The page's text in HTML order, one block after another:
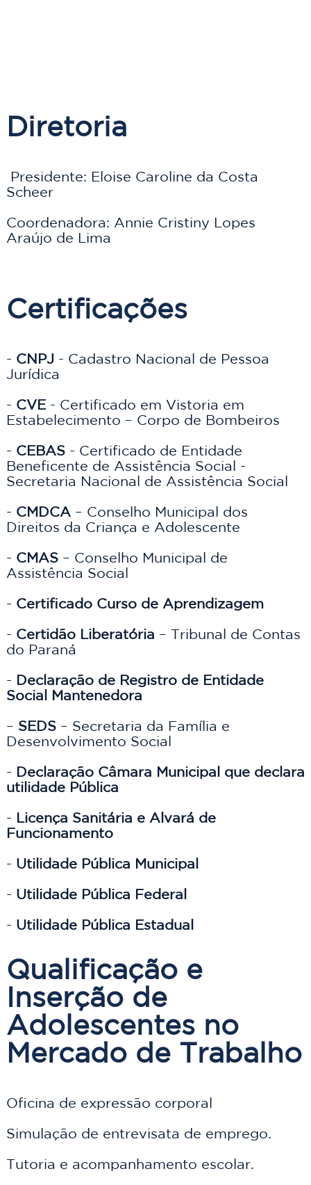
Diretoria
Presidente: Eloise Caroline da Costa
Scheer
Coordenadora: Annie Cristiny Lopes
Araújo de Lima
Certificações
- CNPJ - Cadastro Nacional de Pessoa
Jurídica
- CVE - Certificado em Vistoria em
Estabelecimento – Corpo de Bombeiros
- CEBAS - Certificado de Entidade
Beneficente de Assistência Social -
Secretaria Nacional de Assistência Social
- CMDCA – Conselho Municipal dos
Direitos da Criança e Adolescente
- CMAS – Conselho Municipal de
Assistência Social
- Certificado Curso de Aprendizagem
- Certidão Liberatória – Tribunal de Contas
do Paraná
- Declaração de Registro de Entidade
Social Mantenedora
– SEDS – Secretaria da Família e
Desenvolvimento Social
- Declaração Câmara Municipal que declara
utilidade Pública
- Licença Sanitária e Alvará de
Funcionamento
- Utilidade Pública Municipal
- Utilidade Pública Federal
- Utilidade Pública Estadual
Qualificação e
Inserção de
Adolescentes no
Mercado de Trabalho
Oficina de expressão corporal
Simulação de entrevisata de emprego.
Tutoria e acompanhamento escolar.